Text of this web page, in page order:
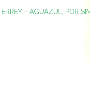
– AGUAZUL, POR